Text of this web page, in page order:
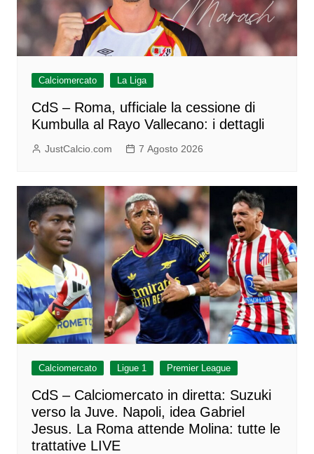
Calciomercato La Liga
CdS – Roma, ufficiale la cessione di
Kumbulla al Rayo Vallecano: i dettagli
JustCalcio.com 7 Agosto 2026
Calciomercato Ligue 1 Premier League
CdS – Calciomercato in diretta: Suzuki
verso la Juve. Napoli, idea Gabriel
Jesus. La Roma attende Molina: tutte le
trattative LIVE